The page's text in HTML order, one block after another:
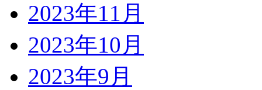
2023年11月
2023年10月
2023年9月